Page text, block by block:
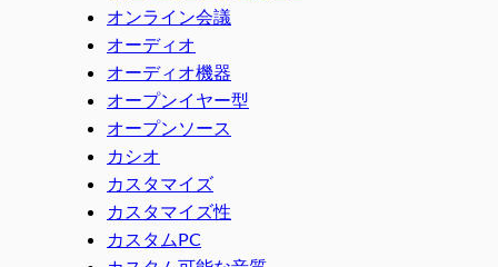
オンライン会議
オーディオ
オーディオ機器
オープンイヤー型
オープンソース
カシオ
カスタマイズ
カスタマイズ性
カスタムPC